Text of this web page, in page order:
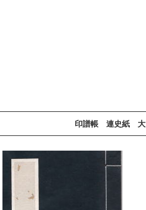
印譜帳 連史紙 大